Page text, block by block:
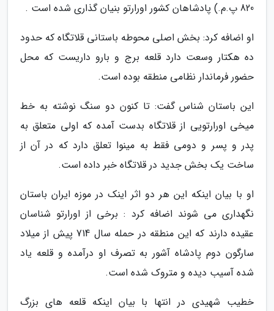
820 پ.م.) پادشاهان کشور اورارتو بنیان گذاری شده است .
او اضافه کرد: بخش اصلی محوطه باستانی قلاتگاه که حدود
ده هکتار وسعت دارد قلعه برج و بارو داریست که محل
حضور فرماندار نظامی منطقه بوده است.
این باستان شناس گفت: تا کنون دو سنگ نوشته به خط
میخی اورارتویی از قلاتگاه بدست آمده که اولی متعلق به
پدر و پسر و دومی فقط به مینوا تعلق دارد که در آن از
ساخت یک بخش جدید در قلاتگاه خبر داده است.
او با بیان اینکه این هر دو اثر اینک در موزه ایران باستان
نگهداری می شوند اضافه کرد : برخی از اورارتو شناسان
عقیده دارند که این منطقه در حمله سال 714 پیش از میلاد
سارگون دوم پادشاه آشور به تصرف او درآمده و قلعه یاد
شده آسیب دیده و متروک شده است.
خطیب شهیدی در انتها با بیان اینکه قلعه های بزرگ